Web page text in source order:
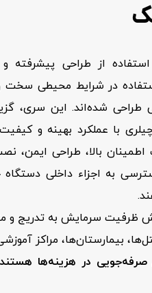
از طراحی پیشرفته و
استفاده در شرایط محیطی
شده‌اند. این سری،
با عملکرد بهینه و
اطمینان بالا، طراحی
به اجزاء داخلی
ظرفیت سرمایش به تدریج و
بیمارستان‌ها، مراکز
در هزینه‌ها هستند